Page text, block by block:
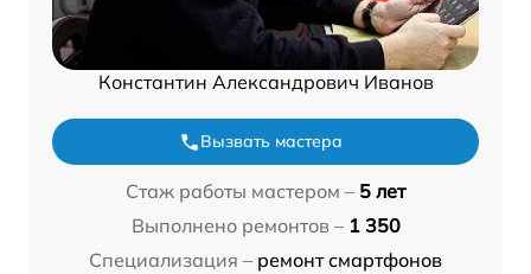
Константин Александрович Иванов
Вызвать мастера
Стаж работы мастером – 5 лет
Выполнено ремонтов – 1 350
Специализация – ремонт смартфонов